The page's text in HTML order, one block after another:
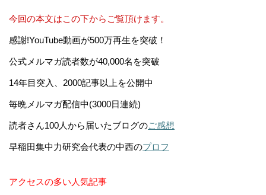
今回の本文はこの下からご覧頂けます。
感謝!YouTube動画が500万再生を突破！
公式メルマガ読者数が40,000名を突破
14年目突入、2000記事以上を公開中
毎晩メルマガ配信中(3000日連続)
読者さん100人から届いたブログのご感想
早稲田集中力研究会代表の中西のプロフ
アクセスの多い人気記事